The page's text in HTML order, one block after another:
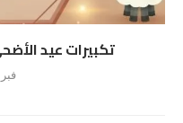
تكبيرات عيد